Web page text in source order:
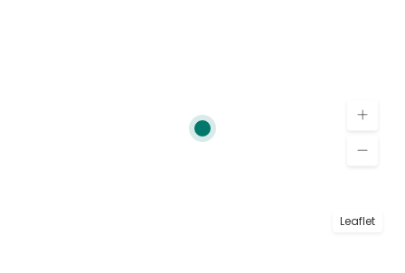
Leaflet